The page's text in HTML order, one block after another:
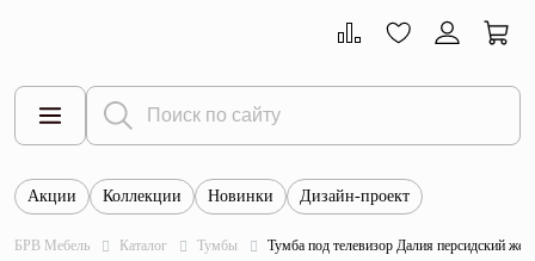
Все товары
Тумбы
Акции Коллекции Новинки Дизайн-проект
БРВ Мебель Каталог Тумбы Тумба под телевизор Далия персидский